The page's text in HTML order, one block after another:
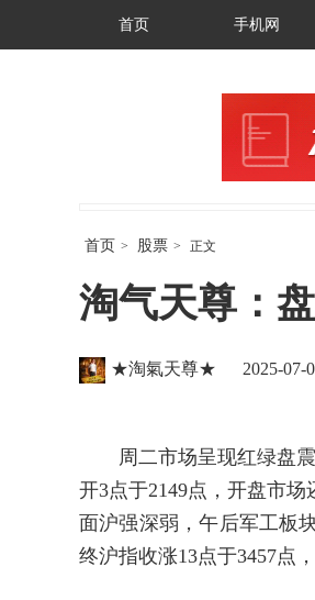
首页 手机网
首页 > 股票 > 正文
淘气天尊：
★淘氣天尊★ 2025-07-
周二市场呈现红绿盘震
开3点于2149点，开盘市
面沪强深弱，午后军工板
终沪指收涨13点于3457点